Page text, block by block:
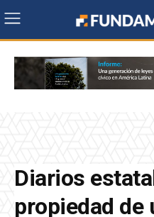
Diarios
propiedad de